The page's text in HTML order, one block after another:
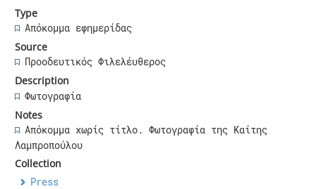
Type
Απόκομμα εφημερίδας
Source
Προοδευτικός Φιλελέυθερος
Description
Φωτογραφία
Notes
Απόκομμα χωρίς τίτλο. Φωτογραφία της Καίτης
Λαμπροπούλου
Collection
Press